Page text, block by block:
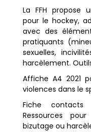
La FFH propose
pour le hockey,
avec des
pratiquants
sexuelles,
harcèlement.
Affiche A4 2021
violences dans le
Fiche
Ressources
bizutage ou